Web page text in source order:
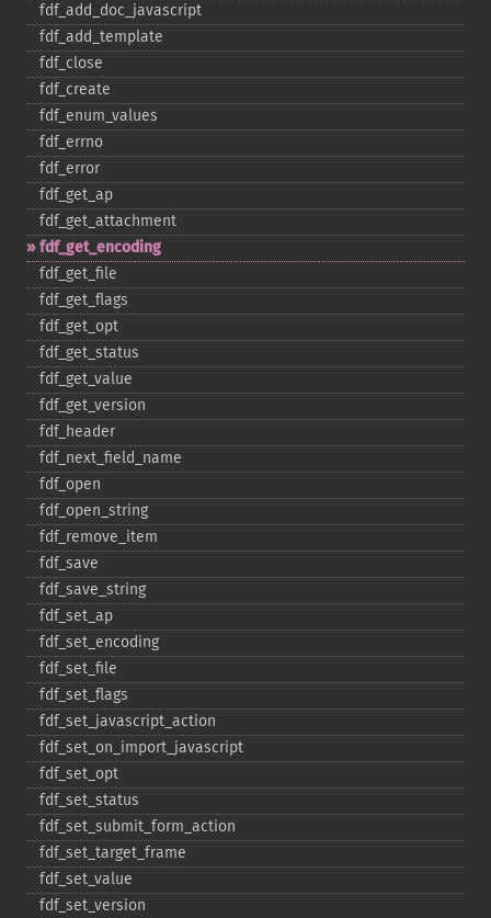
fdf_​add_​doc_​javascript
fdf_​add_​template
fdf_​close
fdf_​create
fdf_​enum_​values
fdf_​errno
fdf_​error
fdf_​get_​ap
fdf_​get_​attachment
fdf_​get_​encoding
fdf_​get_​file
fdf_​get_​flags
fdf_​get_​opt
fdf_​get_​status
fdf_​get_​value
fdf_​get_​version
fdf_​header
fdf_​next_​field_​name
fdf_​open
fdf_​open_​string
fdf_​remove_​item
fdf_​save
fdf_​save_​string
fdf_​set_​ap
fdf_​set_​encoding
fdf_​set_​file
fdf_​set_​flags
fdf_​set_​javascript_​action
fdf_​set_​on_​import_​javascript
fdf_​set_​opt
fdf_​set_​status
fdf_​set_​submit_​form_​action
fdf_​set_​target_​frame
fdf_​set_​value
fdf_​set_​version